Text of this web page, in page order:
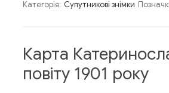
Категорія: Супутникові знімки
Карта
повіту 1901 року